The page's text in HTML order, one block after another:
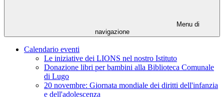
Menu di
navigazione
Calendario eventi
Le iniziative dei LIONS nel nostro Istituto
Donazione libri per bambini alla Biblioteca Comunale
di Lugo
20 novembre: Giornata mondiale dei diritti dell'infanzia
e dell'adolescenza